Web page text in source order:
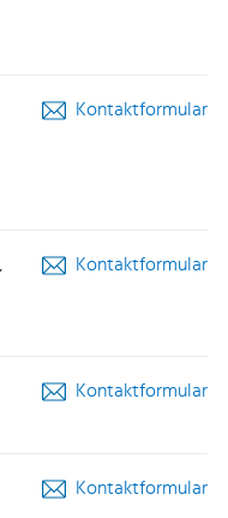
Kontaktformular
Kontaktformular
Kontaktformular
Kontaktformular